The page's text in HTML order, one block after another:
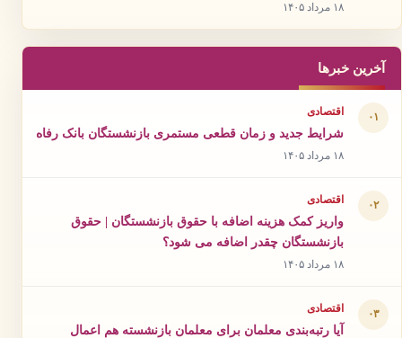
۱۸ مرداد ۱۴۰۵
آخرین خبرها
۰۱ اقتصادی
شرایط جدید و زمان قطعی مستمری بازنشستگان بانک رفاه
۱۸ مرداد ۱۴۰۵
۰۲ اقتصادی
واریز کمک هزینه اضافه با حقوق بازنشستگان | حقوق
بازنشستگان چقدر اضافه می شود؟
۱۸ مرداد ۱۴۰۵
۰۳ اقتصادی
آیا رتبه‌بندی معلمان برای معلمان بازنشسته هم اعمال